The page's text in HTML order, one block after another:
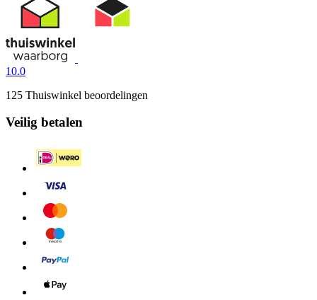
10.0
125 Thuiswinkel beoordelingen
Veilig betalen